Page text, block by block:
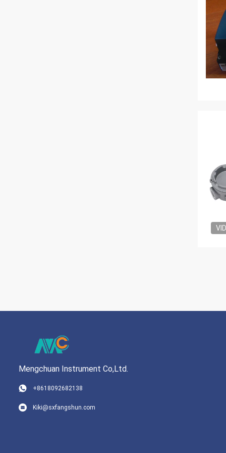
Mengchuan Instrument Co,Ltd.
+8618092682138
Kiki@sxfangshun.com